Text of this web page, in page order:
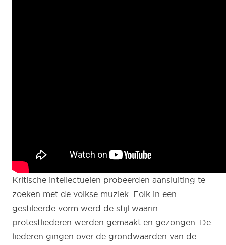
Kritische intellectuelen probeerden aansluiting te
zoeken met de volkse muziek. Folk in een
gestileerde vorm werd de stijl waarin
protestliederen werden gemaakt en gezongen. De
liederen gingen over de grondwaarden van de